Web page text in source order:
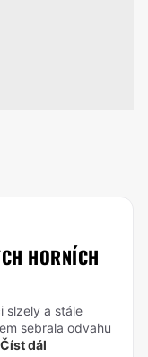
HORNÍCH
slzely a stále
sebrala odvahu
Číst dál